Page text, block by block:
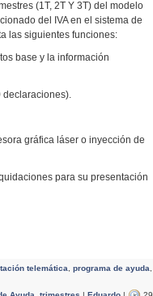
(1T, 2T Y 3T) del modelo
del IVA en el sistema de
las siguientes funciones:
base y la información
declaraciones).
gráfica láser o inyección de
para su presentación
telemática programa de ayuda